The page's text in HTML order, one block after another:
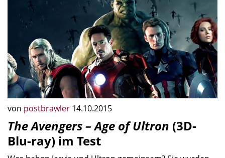
von postbrawler 14.10.2015
The Avengers – Age of Ultron (3D-
Blu-ray) im Test